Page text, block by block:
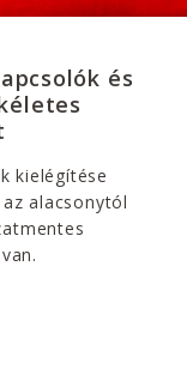
és
kielégítése
alacsonytól